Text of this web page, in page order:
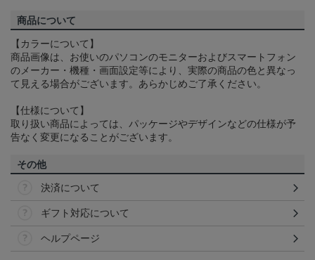
商品について
【カラーについて】
商品画像は、お使いのパソコンのモニターおよびスマートフォン
のメーカー・機種・画面設定等により、実際の商品の色と異なっ
て見える場合がございます。あらかじめご了承ください。
【仕様について】
取り扱い商品によっては、パッケージやデザインなどの仕様が予
告なく変更になることがございます。
その他
決済について
ギフト対応について
ヘルプページ